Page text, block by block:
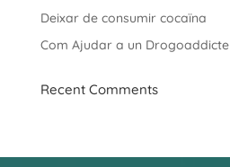
Deixar de consumir cocaïna
Com Ajudar a un Drogoaddicte
Recent Comments